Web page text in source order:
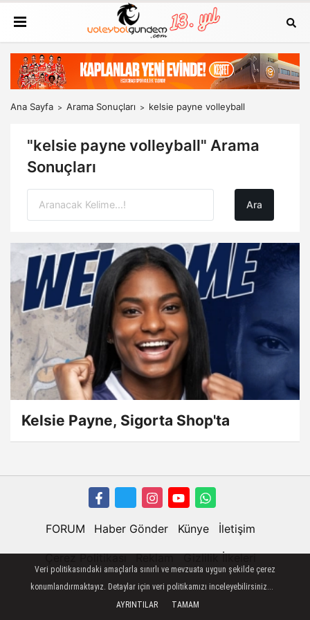
Ana Sayfa Arama Sonuçları kelsie payne volleyball
"kelsie payne volleyball" Arama
Sonuçları
Kelsie Payne, Sigorta Shop'ta
FORUM Haber Gönder Künye İletişim
Çerez Politikası Reklam Gizlilik İlkeleri
Veri politikasındaki amaçlarla sınırlı ve mevzuata uygun şekilde çerez
konumlandırmaktayız. Detaylar için veri politikamızı inceleyebilirsiniz...
AYRINTILAR
TAMAM